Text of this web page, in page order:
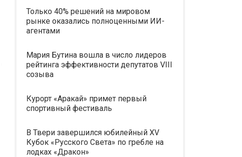
Только 40% решений на мировом
рынке оказались полноценными ИИ-
агентами
Мария Бутина вошла в число лидеров
рейтинга эффективности депутатов VIII
созыва
Курорт «Аракай» примет первый
спортивный фестиваль
В Твери завершился юбилейный XV
Кубок «Русского Света» по гребле на
лодках «Дракон»